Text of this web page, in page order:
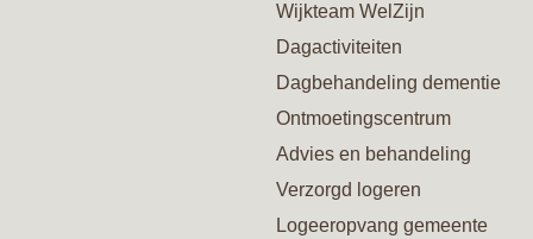
Wijkteam WelZijn
Dagactiviteiten
Dagbehandeling dementie
Ontmoetingscentrum
Advies en behandeling
Verzorgd logeren
Logeeropvang gemeente